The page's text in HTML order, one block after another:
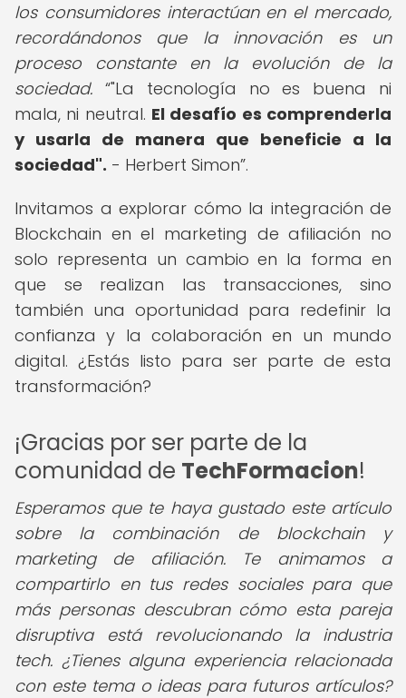
los consumidores interactúan en el mercado,
recordándonos que la innovación es un
proceso constante en la evolución de la
sociedad.
"La tecnología no es buena ni
mala, ni neutral. El desafío es comprenderla
y usarla de manera que beneficie a la
sociedad". - Herbert Simon .
Invitamos a explorar cómo la integración de
Blockchain en el marketing de afiliación no
solo representa un cambio en la forma en
que se realizan las transacciones, sino
también una oportunidad para redefinir la
confianza y la colaboración en un mundo
digital. ¿Estás listo para ser parte de esta
transformación?
¡Gracias por ser parte de la
comunidad de TechFormacion!
Esperamos que te haya gustado este artículo
sobre la combinación de blockchain y
marketing de afiliación. Te animamos a
compartirlo en tus redes sociales para que
más personas descubran cómo esta pareja
disruptiva está revolucionando la industria
tech. ¿Tienes alguna experiencia relacionada
con este tema o ideas para futuros artículos?